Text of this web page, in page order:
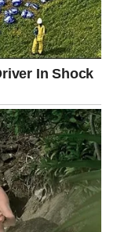
odnosi i lažna
kome možete